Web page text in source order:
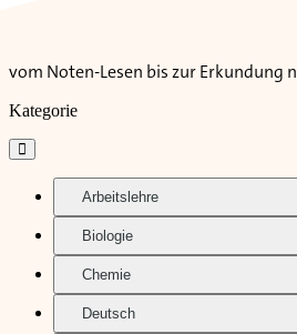
vom Noten-Lesen bis zur
Kategorie

Arbeitslehre
Biologie
Chemie
Deutsch